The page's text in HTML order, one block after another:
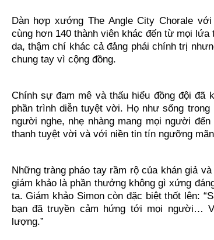
Dàn hợp xướng The Angle City Chorale
cùng hơn 140 thành viên khác đến từ mọi
da, thậm chí khác cả đảng phái chính trị
chung tay vì cộng đồng.
Chính sự đam mê và thấu hiểu đồng đội đã
phần trình diễn tuyệt vời. Họ như sống
người nghe, nhẹ nhàng mang mọi người
thanh tuyệt vời và với niền tin tín ngưỡng
Những tràng pháo tay rầm rộ của khán giả
giám khảo là phần thưởng không gì xứng
ta. Giám khảo Simon còn đặc biệt thốt lên:
bạn đã truyền cảm hứng tới mọi người…
lượng.”